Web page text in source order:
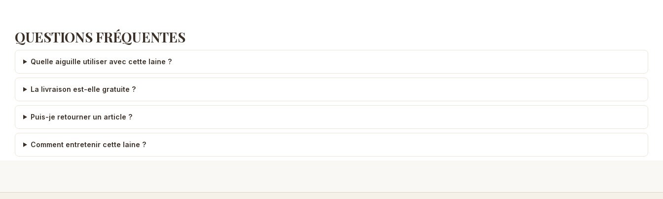
QUESTIONS FRÉQUENTES
Quelle aiguille utiliser avec cette laine ?
La livraison est-elle gratuite ?
Puis-je retourner un article ?
Comment entretenir cette laine ?